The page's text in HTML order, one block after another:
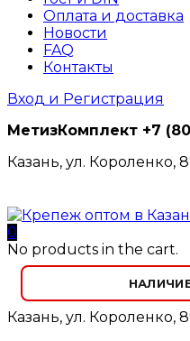
Оплата и доставка
Новости
FAQ
Контакты
Вход и Регистрация
МетизКомплект +7
Казань, ул. Короленко,
0
No products in the cart.
Казань, ул. Короленко,